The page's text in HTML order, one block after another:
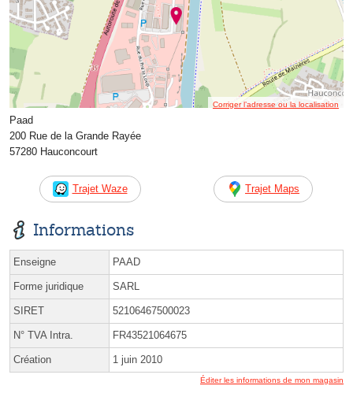
Corriger l’adresse ou la localisation
Paad
200 Rue de la Grande Rayée
57280 Hauconcourt
Trajet Waze Trajet Maps
Informations
Enseigne PAAD
Forme juridique SARL
SIRET 52106467500023
N° TVA Intra. FR43521064675
Création 1 juin 2010
Éditer les informations de mon magasin